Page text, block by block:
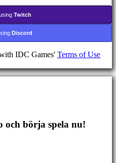
Twitch
Discord
IDC Games' Terms of Use
och börja spela nu!